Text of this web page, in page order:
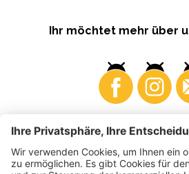
Ihr möchtet mehr über
Business